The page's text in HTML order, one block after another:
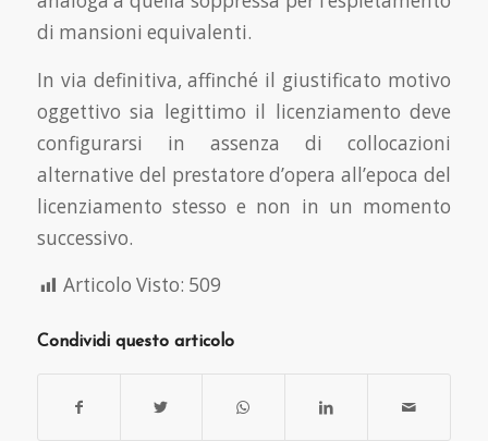
di mansioni equivalenti.
In via definitiva, affinché il giustificato motivo
oggettivo sia legittimo il licenziamento deve
configurarsi in assenza di collocazioni
alternative del prestatore d’opera all’epoca del
licenziamento stesso e non in un momento
successivo.
Articolo Visto: 509
Condividi questo articolo